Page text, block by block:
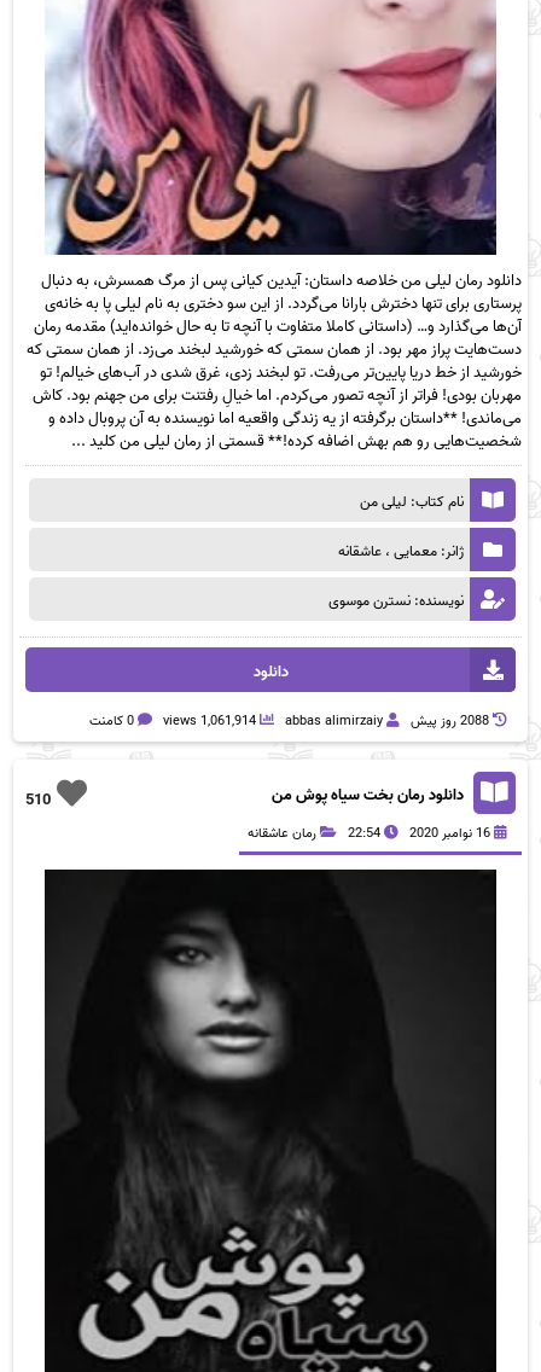
دانلود رمان لیلی من خلاصه داستان: آیدین کیانی پس از مرگ همسرش، به دنبال
پرستاری برای تنها دخترش بارانا می‌گردد. از این سو دختری به نام لیلی پا به خانه‌ی
آن‌ها می‌گذارد و… (داستانی کاملا متفاوت با آنچه تا به حال خوانده‌اید) مقدمه رمان
دست‌هایت پراز مهر بود. از همان سمتی که خورشید لبخند می‌زد. از همان سمتی که
خورشید از خط دریا پایین‌تر می‌رفت. تو لبخند زدی، غرق شدی در آب‌های خیالم! تو
مهربان بودی! فراتر از آنچه تصور می‌کردم. اما خیالِ رفتنت برای من جهنم بود. کاش
می‌ماندی! **داستان برگرفته از یه زندگی واقعیه اما نویسنده به آن پروبال داده و
شخصیت‌هایی رو هم بهش اضافه کرده!** قسمتی از رمان لیلی من کلید ...
نام کتاب: لیلی من
ژانر: معمایی ، عاشقانه
نویسنده: نسترن موسوی
دانلود
2088 روز پيش abbas alimirzaiy
1,061,914 views 0 کامنت
510 دانلود رمان بخت سیاه پوش من
16 نوامبر 2020 22:54 رمان عاشقانه